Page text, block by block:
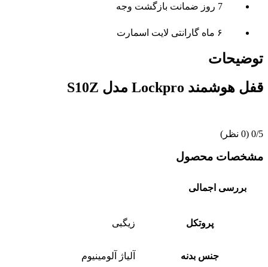
7 روز ضمانت بازگشت وجه
۶ ماه گارانتی لایت اسمارت
توضیحات
قفل هوشمند Lockpro مدل S10Z
‫0/5 ‫(0 نظر)
مشخصات محصول
بررسی اجمالی
پروتکل زیگبی
جنس بدنه آلیاژ آلومینیوم